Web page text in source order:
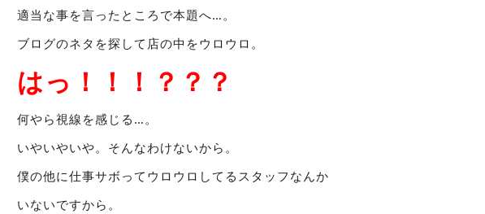
適当な事を言ったところで本題へ…。
ブログのネタを探して店の中をウロウロ。
はっ！！！？？？
何やら視線を感じる…。
いやいやいや。そんなわけないから。
僕の他に仕事サボってウロウロしてるスタッフなんか
いないですから。